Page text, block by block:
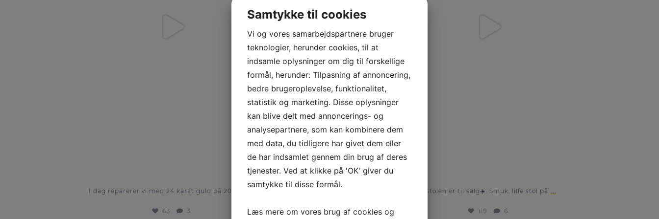
I dag reparerer vi med 24 karat guld på 200 år
63 3
☀️Stolen er til salg☀️. Smuk, lille stol på ...
119 6
Samtykke til cookies
Vi og vores samarbejdspartnere bruger
teknologier, herunder cookies, til at
indsamle oplysninger om dig til forskellige
formål, herunder: Tilpasning af annoncering,
bedre brugeroplevelse, funktionalitet,
statistik og marketing. Disse oplysninger
kan blive delt med annoncerings- og
analysepartnere, som kan kombinere dem
med data, du tidligere har givet dem eller
de har indsamlet gennem din brug af deres
tjenester. Ved at klikke på 'OK' giver du
samtykke til disse formål.
Læs mere om vores brug af cookies og